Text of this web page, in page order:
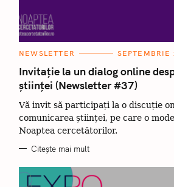
C
T
E
G
O
R
I
I
NEWSLETTER
Invitație la un dialog online
științei (Newsletter #37)
Vă invit să participați la o discuție
comunicarea științei, pe care o
Noaptea cercetătorilor.
Citește mai mult